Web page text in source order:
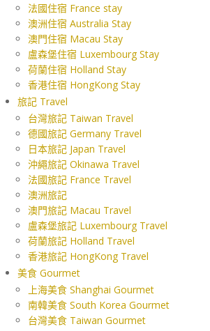
法國住宿 France stay
澳洲住宿 Australia Stay
澳門住宿 Macau Stay
盧森堡住宿 Luxembourg Stay
荷蘭住宿 Holland Stay
香港住宿 HongKong Stay
旅記 Travel
台灣旅記 Taiwan Travel
德國旅記 Germany Travel
日本旅記 Japan Travel
沖繩旅記 Okinawa Travel
法國旅記 France Travel
澳洲旅記
澳門旅記 Macau Travel
盧森堡旅記 Luxembourg Travel
荷蘭旅記 Holland Travel
香港旅記 HongKong Travel
美食 Gourmet
上海美食 Shanghai Gourmet
南韓美食 South Korea Gourmet
台灣美食 Taiwan Gourmet